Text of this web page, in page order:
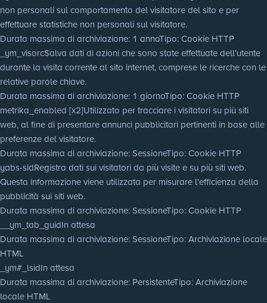
non personali sul comportamento del visitatore del sito e per
effettuare statistiche non personali sul visitatore.
Durata massima di archiviazione: 1 annoTipo: Cookie HTTP
_ym_visorcSalva dati di azioni che sono state effettuate dell'utente
durante la visita corrente al sito internet, comprese le ricerche con le
relative parole chiave.
Durata massima di archiviazione: 1 giornoTipo: Cookie HTTP
metrika_enabled [x2]Utilizzato per tracciare i visitatori su più siti
web, al fine di presentare annunci pubblicitari pertinenti in base alle
preferenze del visitatore.
Durata massima di archiviazione: SessioneTipo: Cookie HTTP
yabs-sidRegistra dati sui visitatori da più visite e su più siti web.
Questa informazione viene utilizzata per misurare l'efficienza della
pubblicità sui siti web.
Durata massima di archiviazione: SessioneTipo: Cookie HTTP
__ym_tab_guidIn attesa
Durata massima di archiviazione: SessioneTipo: Archiviazione locale
HTML
_ym#_lsidIn attesa
Durata massima di archiviazione: PersistenteTipo: Archiviazione
locale HTML